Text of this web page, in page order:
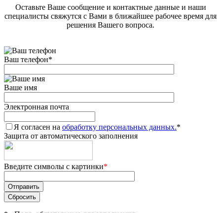
Оставьте Ваше сообщение и контактные данные и наши
специалисты свяжутся с Вами в ближайшее рабочее время для
решения Вашего вопроса.
Ваш телефон*
Ваше имя
Электронная почта
Я согласен на обработку персональных данных.*
Защита от автоматического заполнения
Введите символы с картинки*